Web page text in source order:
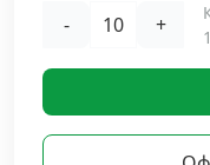
Химический
Гвозди и скобы
- +